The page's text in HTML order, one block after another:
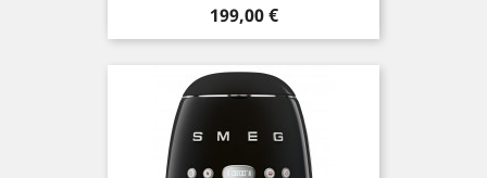
Prix
199,00 €